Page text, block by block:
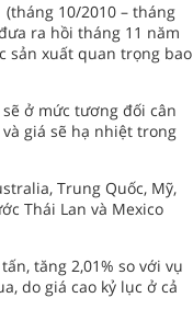
10/2010 – tháng
ra hồi tháng 11 năm
sản xuất quan trọng bao
ở mức tương đối cân
giá sẽ hạ nhiệt trong
Trung Quốc, Mỹ,
Thái Lan và Mexico
tăng 2,01% so với vụ
do giá cao kỷ lục ở cả